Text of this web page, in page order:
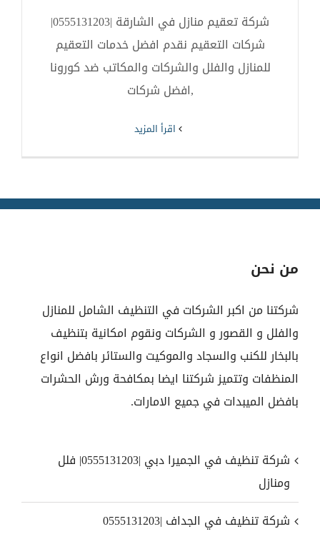
شركة تعقيم منازل في الشارقة |0555131203|
شركات التعقيم نقدم افضل خدمات التعقيم
للمنازل والفلل والشركات والمكاتب ضد كورونا
,افضل شركات
من نحن
شركتنا من اكبر الشركات في التنظيف الشامل للمنازل
والفلل و القصور و الشركات ونقوم امكانية بتنظيف
بالبخار للكنب والسجاد والموكيت والستائر بافضل انواع
المنظفات وتتميز شركتنا ايضا بمكافحة ورش الحشرات
بافضل الميبدات في جميع الامارات.
شركة تنظيف في الجميرا دبي |0555131203| فلل
ومنازل
شركة تنظيف في الجداف |0555131203